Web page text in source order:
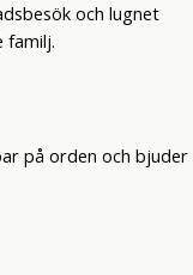
och lugnet
familj.
på orden och bjuder